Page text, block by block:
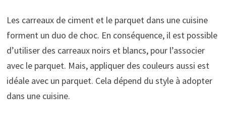
Les carreaux de ciment et le parquet dans une cuisine
forment un duo de choc. En conséquence, il est possible
d’utiliser des carreaux noirs et blancs, pour l’associer
avec le parquet. Mais, appliquer des couleurs aussi est
idéale avec un parquet. Cela dépend du style à adopter
dans une cuisine.